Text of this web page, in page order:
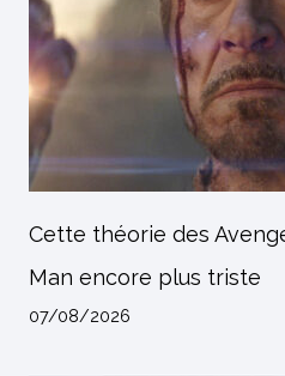
Cette théorie des
Man encore plus triste
07/08/2026